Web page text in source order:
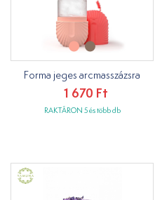
Forma jeges arcmasszázsra
1 670 Ft
RAKTÁRON 5 és több db